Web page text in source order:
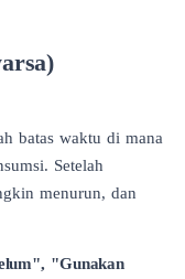
batas waktu di mana
Setelah
menurun, dan
"Gunakan